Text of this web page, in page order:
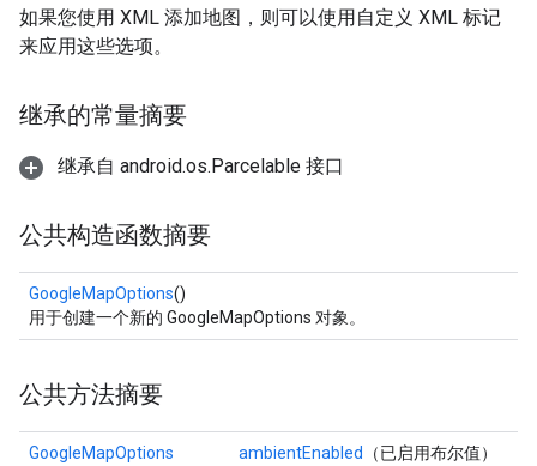
如果您使用 XML 添加地图，则可以使用自定义 XML 标记
来应用这些选项。
继承的常量摘要
继承自 android.os.Parcelable 接口
公共构造函数摘要
GoogleMapOptions()
用于创建一个新的 GoogleMapOptions 对象。
公共方法摘要
GoogleMapOptions ambientEnabled
（已启用布尔值）